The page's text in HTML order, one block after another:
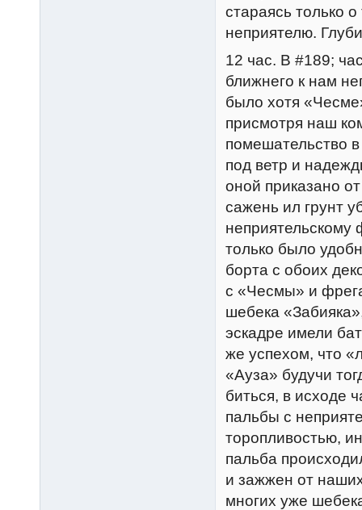
стараясь только
неприятелю.
12 час. В #189;
ближнего к нам
было хотя
присмотря наш
помешательство
под ветр и
оной приказано
сажень ил грунт
неприятельскому
только было
борта с обоих
с «Чесмы» и
шебека
эскадре имели
же успехом, что
«Ауза» будучи
биться, в исходе
пальбы с
торопливостью,
пальба
и зажжен от
многих уже